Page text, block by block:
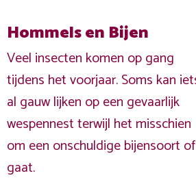
Hommels en Bijen
Veel insecten komen op gang
tijdens het voorjaar. Soms kan
al gauw lijken op een gevaarlijk
wespennest terwijl het misschien
om een onschuldige bijensoort
gaat.